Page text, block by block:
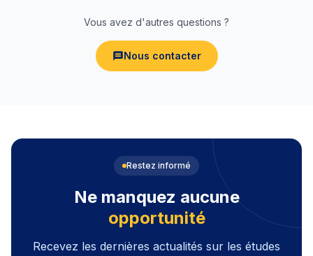
Vous avez d'autres questions ?
Nous contacter
Restez informé
Ne manquez aucune
opportunité
Recevez les dernières actualités sur les études